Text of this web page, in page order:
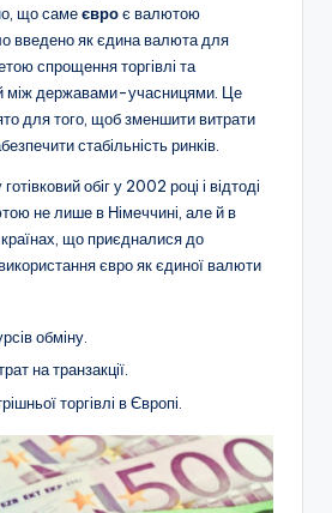
що самеєвроє валютою
введено як єдина валюта для
спрощення торгівлі та
між державами-учасницями. Це
для того, щоб зменшити витрати
стабільність ринків.
обіг у 2002 році і відтоді
не лише в Німеччині, але й в
що приєдналися до
євро як єдиної валюти
обміну.
на транзакції.
торгівлі в Європі.